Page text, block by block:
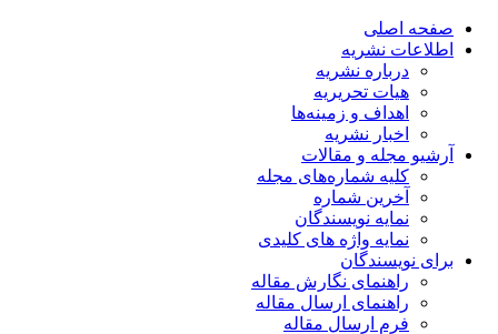
صفحه اصلی
اطلاعات نشریه
درباره نشریه
هیات تحریریه
اهداف و زمینه‌ها
اخبار نشریه
آرشیو مجله و مقالات
کلیه شماره‌های مجله
آخرین شماره
نمایه نویسندگان
نمایه واژه های کلیدی
برای نویسندگان
راهنمای نگارش مقاله
راهنمای ارسال مقاله
فرم ارسال مقاله